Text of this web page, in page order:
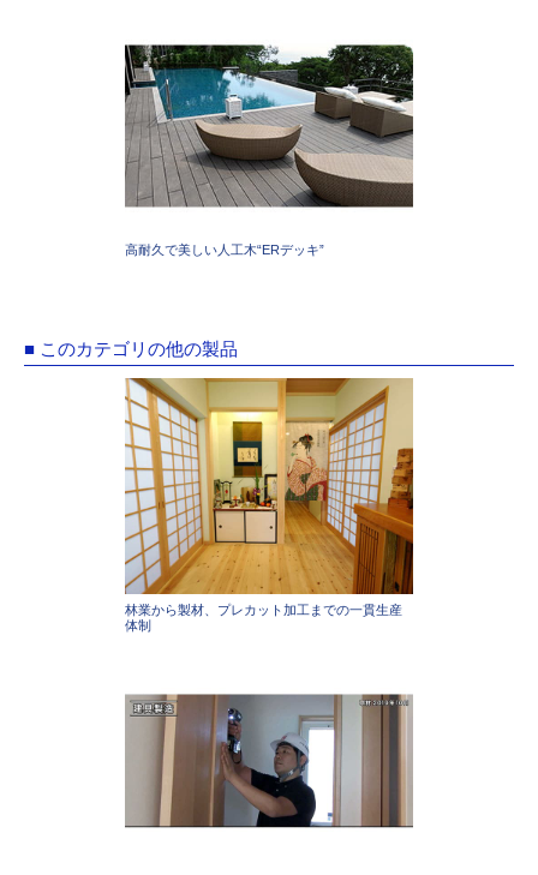
高耐久で美しい人工木“ERデッキ”
■ このカテゴリの他の製品
林業から製材、プレカット加工までの一貫生産
体制